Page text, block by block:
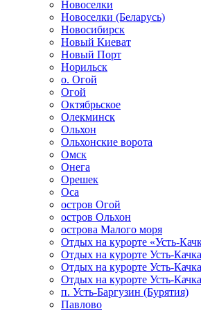
Новоселки
Новоселки (Беларусь)
Новосибирск
Новый Киеват
Новый Порт
Норильск
о. Огой
Огой
Октябрьское
Олекминск
Ольхон
Ольхонские ворота
Омск
Онега
Орешек
Оса
остров Огой
остров Ольхон
острова Малого моря
Отдых на курорте «Усть-
Отдых на курорте Усть-
Отдых на курорте Усть-
Отдых на курорте Усть-
п. Усть-Баргузин (Бурятия)
Павлово